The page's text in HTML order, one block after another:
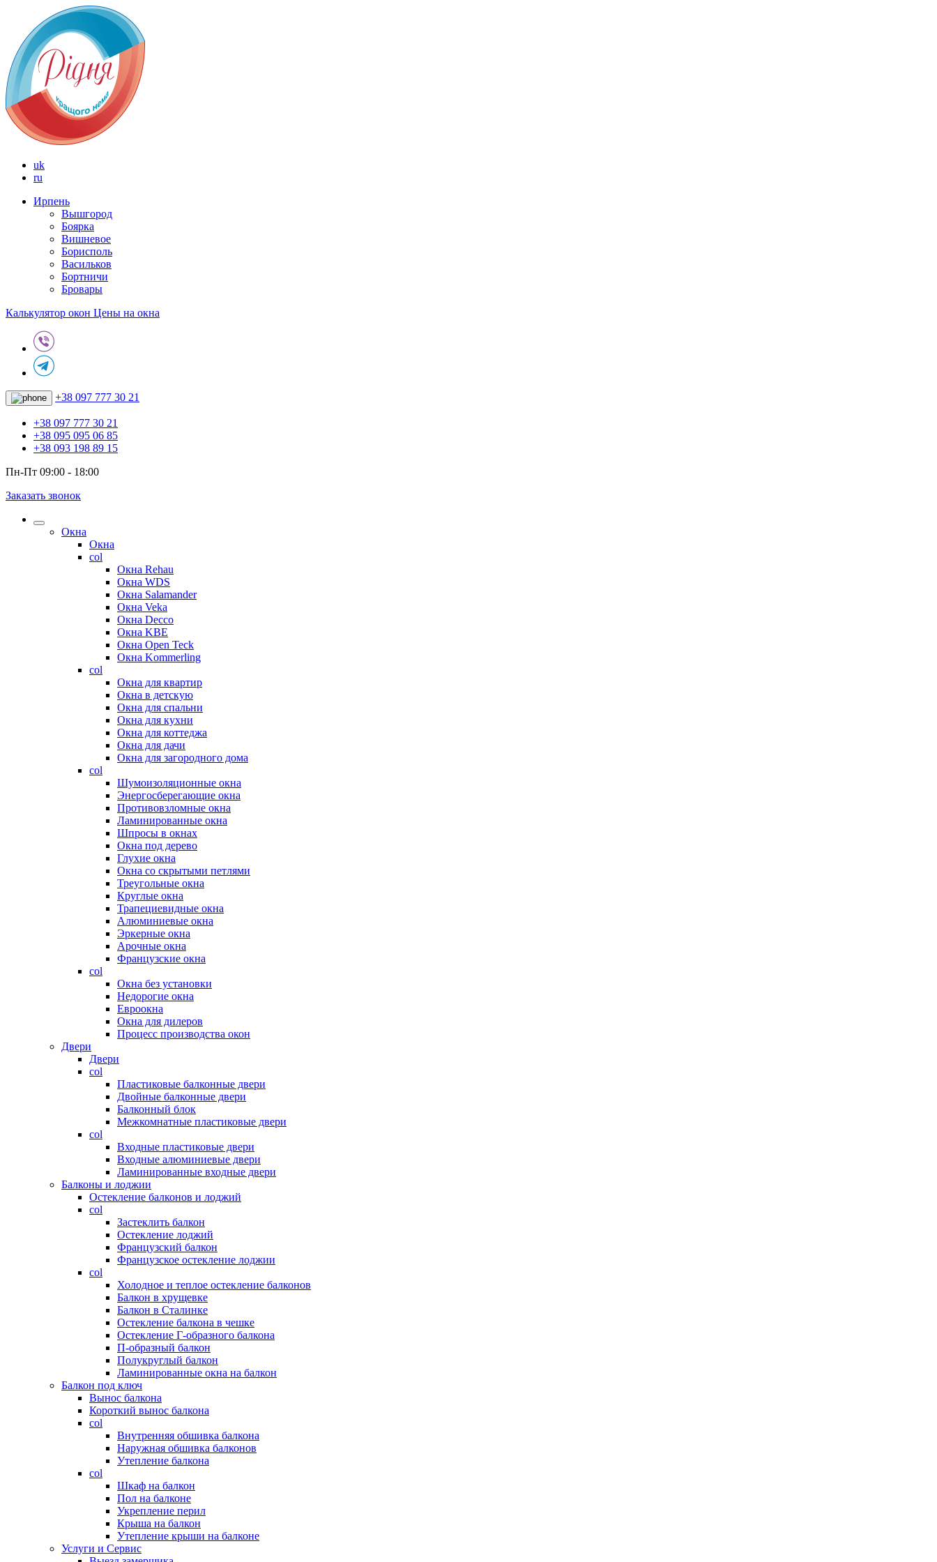
uk
ru
Ирпень
Вышгород
Боярка
Вишневое
Борисполь
Васильков
Бортничи
Бровары
Калькулятор окон Цены на окна
+38 097 777 30 21
+38 097 777 30 21
+38 095 095 06 85
+38 093 198 89 15
Пн-Пт 09:00 - 18:00
Заказать звонок
Окна
Окна
col
Окна Rehau
Окна WDS
Окна Salamander
Окна Veka
Окна Decco
Окна KBE
Окна Open Teck
Окна Kommerling
col
Окна для квартир
Окна в детскую
Окна для спальни
Окна для кухни
Окна для коттеджа
Окна для дачи
Окна для загородного дома
col
Шумоизоляционные окна
Энергосберегающие окна
Противовзломные окна
Ламинированные окна
Шпросы в окнах
Окна под дерево
Глухие окна
Окна со скрытыми петлями
Треугольные окна
Круглые окна
Трапециевидные окна
Алюминиевые окна
Эркерные окна
Арочные окна
Французские окна
col
Окна без установки
Недорогие окна
Евроокна
Окна для дилеров
Процесс производства окон
Двери
Двери
col
Пластиковые балконные двери
Двойные балконные двери
Балконный блок
Межкомнатные пластиковые двери
col
Входные пластиковые двери
Входные алюминиевые двери
Ламинированные входные двери
Балконы и лоджии
Остекление балконов и лоджий
col
Застеклить балкон
Остекление лоджий
Французский балкон
Французское остекление лоджии
col
Холодное и теплое остекление балконов
Балкон в хрущевке
Балкон в Сталинке
Остекление балкона в чешке
Остекление Г-образного балкона
П-образный балкон
Полукруглый балкон
Ламинированные окна на балкон
Балкон под ключ
Вынос балкона
Короткий вынос балкона
col
Внутренняя обшивка балкона
Наружная обшивка балконов
Утепление балкона
col
Шкаф на балкон
Пол на балконе
Укрепление перил
Крыша на балкон
Утепление крыши на балконе
Услуги и Сервис